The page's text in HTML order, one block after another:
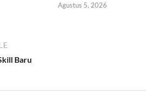
Agustus 5, 2026
Baru